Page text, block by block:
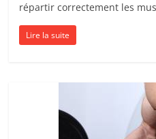
répartir correctement les
Lire la suite